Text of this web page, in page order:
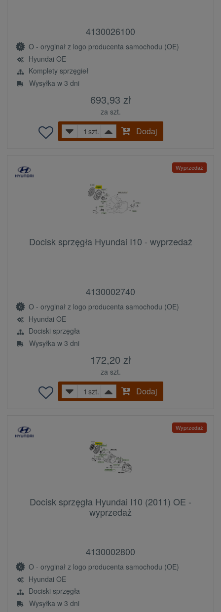
4130026100
O - oryginał z logo producenta samochodu (OE)
Hyundai OE
Komplety sprzęgieł
Wysyłka w 3 dni
693,93 zł
za szt.
szt.
Dodaj
Wyprzedaż
Docisk sprzęgła Hyundai I10 - wyprzedaż
4130002740
O - oryginał z logo producenta samochodu (OE)
Hyundai OE
Dociski sprzęgła
Wysyłka w 3 dni
172,20 zł
za szt.
szt.
Dodaj
Wyprzedaż
Docisk sprzęgła Hyundai I10 (2011) OE -
wyprzedaż
4130002800
O - oryginał z logo producenta samochodu (OE)
Hyundai OE
Dociski sprzęgła
Wysyłka w 3 dni